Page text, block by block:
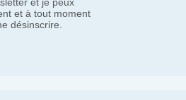
et je peux
et à tout moment
désinscrire.